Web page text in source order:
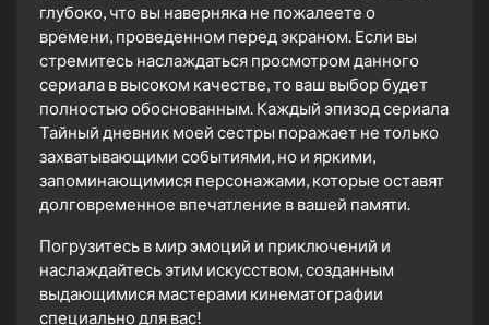
глубоко, что вы наверняка не пожалеете о
времени, проведенном перед экраном. Если вы
стремитесь наслаждаться просмотром данного
сериала в высоком качестве, то ваш выбор будет
полностью обоснованным. Каждый эпизод сериала
Тайный дневник моей сестры поражает не только
захватывающими событиями, но и яркими,
запоминающимися персонажами, которые оставят
долговременное впечатление в вашей памяти.
Погрузитесь в мир эмоций и приключений и
наслаждайтесь этим искусством, созданным
выдающимися мастерами кинематографии
специально для вас!